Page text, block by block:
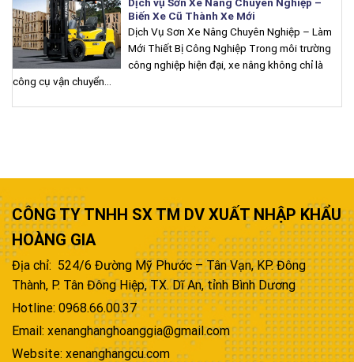
Biến Xe Cũ Thành Xe Mới
Dịch Vụ Sơn Xe Nâng Chuyên Nghiệp – Làm
Mới Thiết Bị Công Nghiệp Trong môi trường
công nghiệp hiện đại, xe nâng không chỉ là
công cụ vận chuyển...
CÔNG TY TNHH SX TM DV XUẤT NHẬP KHẨU
HOÀNG GIA
Địa chỉ: 524/6 Đường Mỹ Phước – Tân Vạn, KP. Đông
Thành, P. Tân Đông Hiệp, TX. Dĩ An, tỉnh Bình Dương
Hotline: 0968.66.00.37
Email: xenanghanghoanggia@gmail.com
Website: xenanghangcu.com